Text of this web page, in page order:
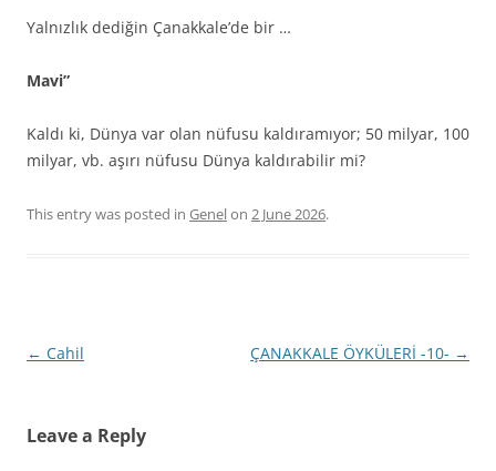
Yalnızlık dediğin Çanakkale’de bir …
Mavi”
Kaldı ki, Dünya var olan nüfusu kaldıramıyor; 50 milyar, 100
milyar, vb. aşırı nüfusu Dünya kaldırabilir mi?
This entry was posted in Genelon 2 June 2026.
Post
← Cahil ÇANAKKALE ÖYKÜLERİ -10- →
Leave a Reply